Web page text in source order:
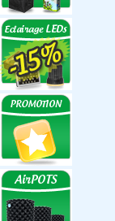
Accessoires
Eclairages LEDs
Eclairages ECO
Kits ECO
Ampoules ECO
Réflecteurs ECO
Réflecteurs
Accessoires
Box Discount